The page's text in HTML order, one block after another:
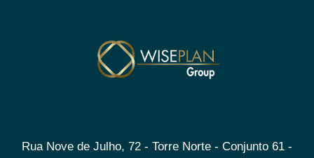
Rua Nove de Julho, 72 - Torre Norte - Conjunto 61 -